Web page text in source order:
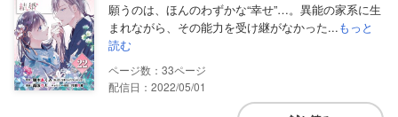
願うのは、ほんのわずかな“幸せ”…。異能の家系に生
まれながら、その能力を受け継がなかった...もっと
読む
33
配信日：2022/05/01